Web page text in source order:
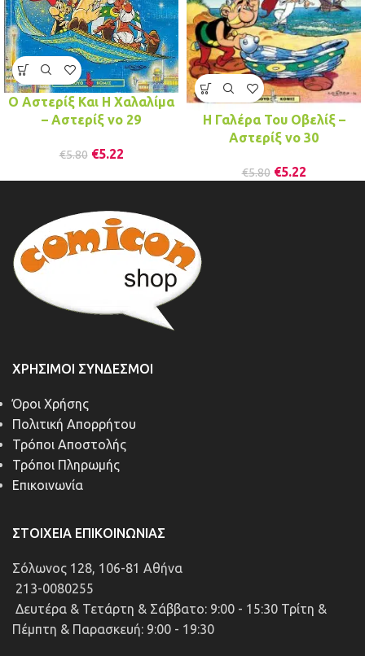
Ο Αστερίξ Και Η Χαλαλίμα
– Αστερίξ νo 29
€5.80 €5.22
Η Γαλέρα Του Οβελίξ –
Αστερίξ νo 30
€5.80 €5.22
ΧΡΉΣΙΜΟΙ ΣΎΝΔΕΣΜΟΙ
Όροι Χρήσης
Πολιτική Απορρήτου
Τρόποι Αποστολής
Τρόποι Πληρωμής
Επικοινωνία
ΣΤΟΙΧΕΊΑ ΕΠΙΚΟΙΝΩΝΊΑΣ
Σόλωνος 128, 106-81 Αθήνα
213-0080255
Δευτέρα & Τετάρτη & Σάββατο: 9:00 - 15:30 Τρίτη &
Πέμπτη & Παρασκευή: 9:00 - 19:30